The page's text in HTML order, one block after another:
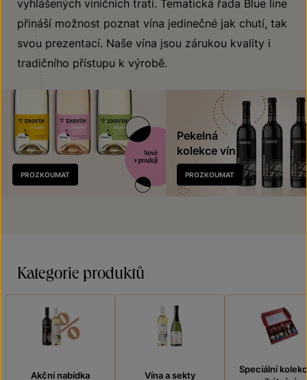
vyhlášených viničních tratí. Tematická řada Blue line
přináší možnost poznat vína jedinečné jak chutí, tak
svou prezentací. Naše vína jsou zárukou kvality i
tradičního přístupu k výrobě.
Nově
v prodeji
PROZKOUMAT
Pekelná
kolekce vín
PROZKOUMAT
Kategorie produktů
Akční nabídka Vína a sekty
Speciální